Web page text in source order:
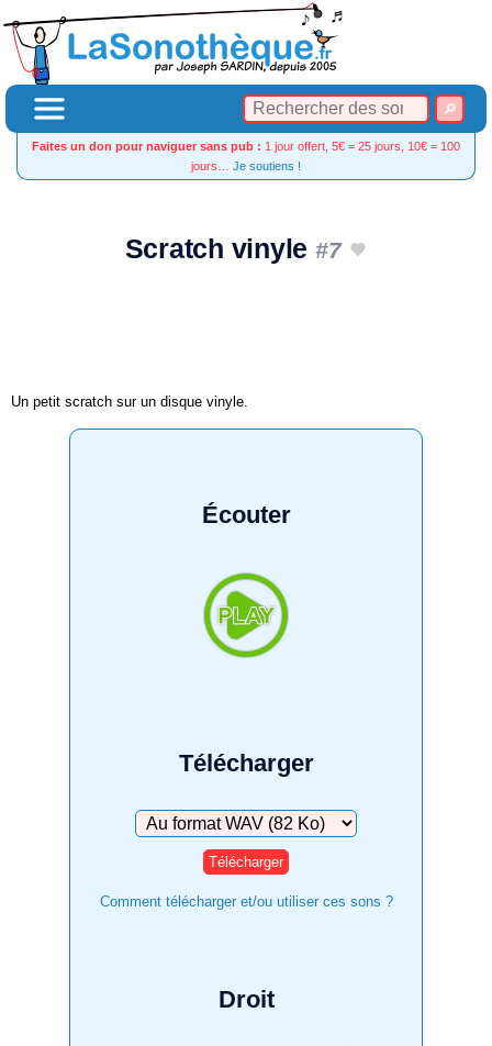
Faites un don pour naviguer sans pub : 1 jour offert, 5€ = 25 jours, 10€ = 100
jours… Je soutiens !
Scratch vinyle #7
Un petit scratch sur un disque vinyle.
Écouter
Télécharger
Télécharger
Comment télécharger et/ou utiliser ces sons ?
Droit